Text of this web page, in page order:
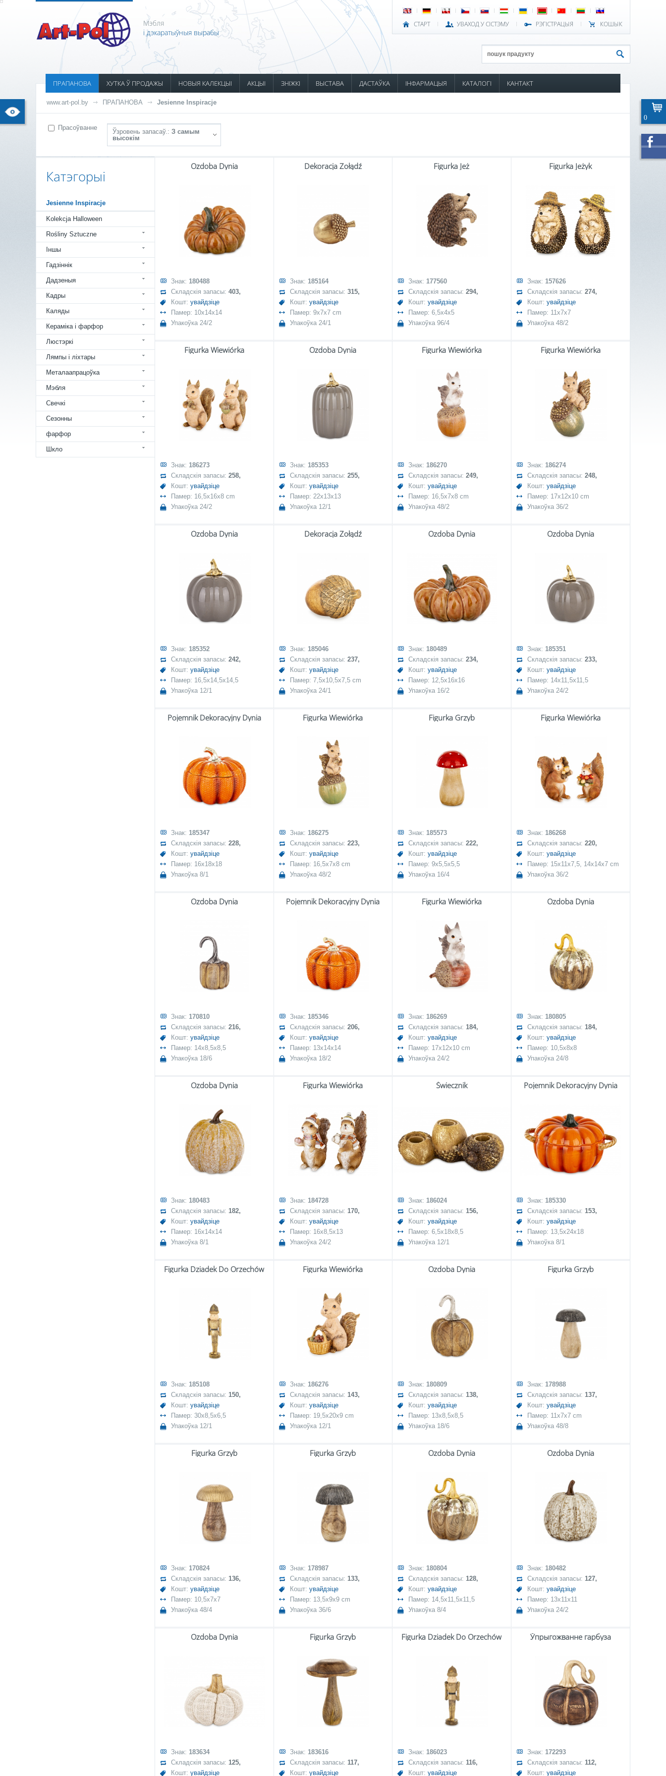
СТАРТ УВАХОД У СІСТЭМУ РЭГІСТРАЦЫЯ КОШЫК
Мэбля
і дэкаратыўныя вырабы
ПРАПАНОВА ХУТКА Ў ПРОДАЖЫ НОВЫЯ КАЛЕКЦЫІ АКЦЫІ ЗНІЖКІ ВЫСТАВА ДАСТАЎКА ІНФАРМАЦЫЯ КАТАЛОГІ КАНТАКТ
www.art-pol.by ПРАПАНОВА Jesienne Inspiracje
Прасоўванне
Ўзровень запасаў.: З самым
высокім
Катэгорыі
Jesienne Inspiracje
Kolekcja Halloween
Rośliny Sztuczne
Іншы
Гадзіннік
Дадзеныя
Кадры
Каляды
Кераміка і фарфор
Люстэркі
Лямпы і ліхтары
Металаапрацоўка
Мэбля
Свечкі
Сезонны
фарфор
Шкло
Ozdoba Dynia
Знак: 180488
Складскія запасы: 403,
Кошт: увайдзіце
Памер: 10x14x14
Упакоўка 24/2
Dekoracja Żołądź
Знак: 185164
Складскія запасы: 315,
Кошт: увайдзіце
Памер: 9x7x7 cm
Упакоўка 24/1
Figurka Jeż
Знак: 177560
Складскія запасы: 294,
Кошт: увайдзіце
Памер: 6,5x4x5
Упакоўка 96/4
Figurka Jeżyk
Знак: 157626
Складскія запасы: 274,
Кошт: увайдзіце
Памер: 11x7x7
Упакоўка 48/2
Figurka Wiewiórka
Знак: 186273
Складскія запасы: 258,
Кошт: увайдзіце
Памер: 16,5x16x8 cm
Упакоўка 24/2
Ozdoba Dynia
Знак: 185353
Складскія запасы: 255,
Кошт: увайдзіце
Памер: 22x13x13
Упакоўка 12/1
Figurka Wiewiórka
Знак: 186270
Складскія запасы: 249,
Кошт: увайдзіце
Памер: 16,5x7x8 cm
Упакоўка 48/2
Figurka Wiewiórka
Знак: 186274
Складскія запасы: 248,
Кошт: увайдзіце
Памер: 17x12x10 cm
Упакоўка 36/2
Ozdoba Dynia
Знак: 185352
Складскія запасы: 242,
Кошт: увайдзіце
Памер: 16,5x14,5x14,5
Упакоўка 12/1
Dekoracja Żołądź
Знак: 185046
Складскія запасы: 237,
Кошт: увайдзіце
Памер: 7,5x10,5x7,5 cm
Упакоўка 24/1
Ozdoba Dynia
Знак: 180489
Складскія запасы: 234,
Кошт: увайдзіце
Памер: 12,5x16x16
Упакоўка 16/2
Ozdoba Dynia
Знак: 185351
Складскія запасы: 233,
Кошт: увайдзіце
Памер: 14x11,5x11,5
Упакоўка 24/2
Pojemnik Dekoracyjny Dynia
Знак: 185347
Складскія запасы: 228,
Кошт: увайдзіце
Памер: 16x18x18
Упакоўка 8/1
Figurka Wiewiórka
Знак: 186275
Складскія запасы: 223,
Кошт: увайдзіце
Памер: 16,5x7x8 cm
Упакоўка 48/2
Figurka Grzyb
Знак: 185573
Складскія запасы: 222,
Кошт: увайдзіце
Памер: 9x5,5x5,5
Упакоўка 16/4
Figurka Wiewiórka
Знак: 186268
Складскія запасы: 220,
Кошт: увайдзіце
Памер: 15x11x7,5, 14x14x7 cm
Упакоўка 36/2
Ozdoba Dynia
Знак: 170810
Складскія запасы: 216,
Кошт: увайдзіце
Памер: 14x8,5x8,5
Упакоўка 18/6
Pojemnik Dekoracyjny Dynia
Знак: 185346
Складскія запасы: 206,
Кошт: увайдзіце
Памер: 13x14x14
Упакоўка 18/2
Figurka Wiewiórka
Знак: 186269
Складскія запасы: 184,
Кошт: увайдзіце
Памер: 17x12x10 cm
Упакоўка 24/2
Ozdoba Dynia
Знак: 180805
Складскія запасы: 184,
Кошт: увайдзіце
Памер: 10,5x8x8
Упакоўка 24/8
Ozdoba Dynia
Знак: 180483
Складскія запасы: 182,
Кошт: увайдзіце
Памер: 16x14x14
Упакоўка 8/1
Figurka Wiewiórka
Знак: 184728
Складскія запасы: 170,
Кошт: увайдзіце
Памер: 16x8,5x13
Упакоўка 24/2
Świecznik
Знак: 186024
Складскія запасы: 156,
Кошт: увайдзіце
Памер: 6,5x18x8,5
Упакоўка 12/1
Pojemnik Dekoracyjny Dynia
Знак: 185330
Складскія запасы: 153,
Кошт: увайдзіце
Памер: 13,5x24x18
Упакоўка 8/1
Figurka Dziadek Do Orzechów
Знак: 185108
Складскія запасы: 150,
Кошт: увайдзіце
Памер: 30x8,5x6,5
Упакоўка 12/1
Figurka Wiewiórka
Знак: 186276
Складскія запасы: 143,
Кошт: увайдзіце
Памер: 19,5x20x9 cm
Упакоўка 12/1
Ozdoba Dynia
Знак: 180809
Складскія запасы: 138,
Кошт: увайдзіце
Памер: 13x8,5x8,5
Упакоўка 18/6
Figurka Grzyb
Знак: 178988
Складскія запасы: 137,
Кошт: увайдзіце
Памер: 11x7x7 cm
Упакоўка 48/8
Figurka Grzyb
Знак: 170824
Складскія запасы: 136,
Кошт: увайдзіце
Памер: 10,5x7x7
Упакоўка 48/4
Figurka Grzyb
Знак: 178987
Складскія запасы: 133,
Кошт: увайдзіце
Памер: 13,5x9x9 cm
Упакоўка 36/6
Ozdoba Dynia
Знак: 180804
Складскія запасы: 128,
Кошт: увайдзіце
Памер: 14,5x11,5x11,5
Упакоўка 8/4
Ozdoba Dynia
Знак: 180482
Складскія запасы: 127,
Кошт: увайдзіце
Памер: 13x11x11
Упакоўка 24/2
Ozdoba Dynia
Знак: 183634
Складскія запасы: 125,
Кошт: увайдзіце
Figurka Grzyb
Знак: 183616
Складскія запасы: 117,
Кошт: увайдзіце
Figurka Dziadek Do Orzechów
Знак: 186023
Складскія запасы: 116,
Кошт: увайдзіце
Ўпрыгожванне гарбуза
Знак: 172293
Складскія запасы: 112,
Кошт: увайдзіце
0